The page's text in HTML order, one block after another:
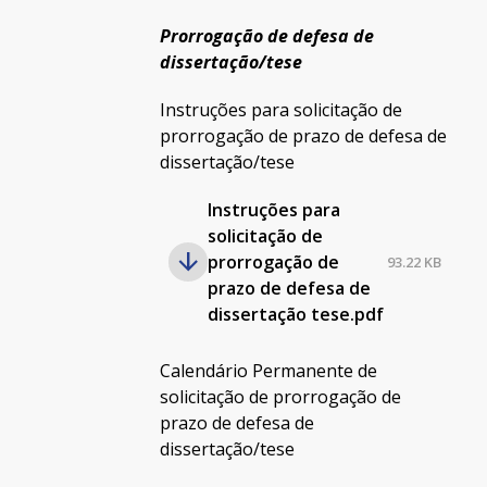
Prorrogação de defesa de
dissertação/tese
Instruções para solicitação de
prorrogação de prazo de defesa de
dissertação/tese
Instruções para
solicitação de
prorrogação de
prazo de defesa de
dissertação tese.pdf
93.22 KB
Calendário Permanente de
solicitação de prorrogação de
prazo de defesa de
dissertação/tese